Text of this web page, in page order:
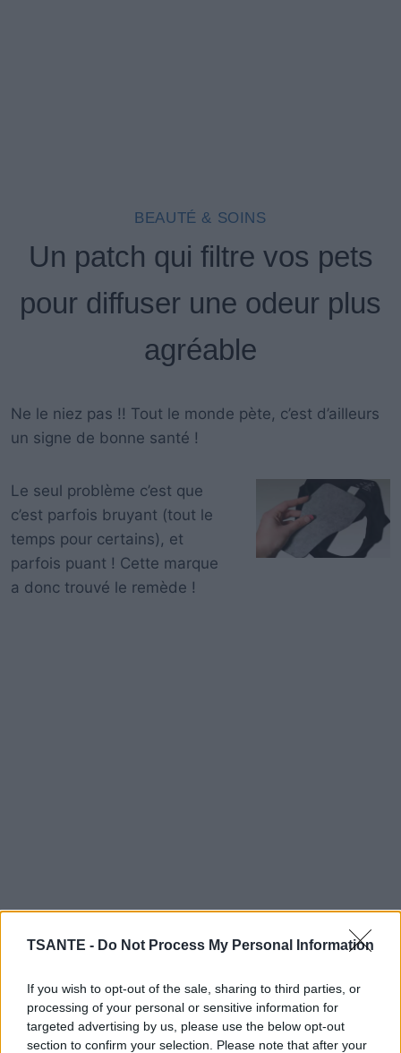
TSANTE - Do Not Process My Personal Information
If you wish to opt-out of the sale, sharing to third parties, or
processing of your personal or sensitive information for
targeted advertising by us, please use the below opt-out
section to confirm your selection. Please note that after your
BEAUTÉ & SOINS
Un patch qui filtre vos pets
pour diffuser une odeur plus
agréable
Ne le niez pas !! Tout le monde pète, c’est d’ailleurs
un signe de bonne santé !
Le seul problème c’est que
c’est parfois bruyant (tout le
temps pour certains), et
parfois puant ! Cette marque
a donc trouvé le remède !